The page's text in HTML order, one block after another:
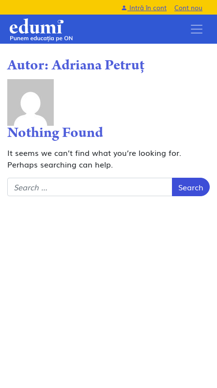
Intră în cont Cont nou
Autor:Adriana Petruț
Nothing Found
It seems we can’t find what you’re looking for.
Perhaps searching can help.
Search for: